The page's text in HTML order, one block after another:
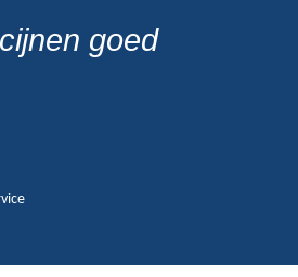
goed